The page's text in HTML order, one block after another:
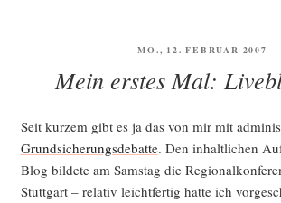
VERÖFFENTLICHT
MO., 12. FEBRUAR 2007
Mein erstes Mal:
Seit kur­zem gibt es ja das von mir mit
Grund­si­che­rungs­de­bat­te. Den inhalt­li­chen
Blog bil­de­te am Sams­tag die
Stutt­gart – rela­tiv leicht­fer­tig hat­te ich